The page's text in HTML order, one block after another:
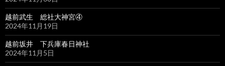
越前武生 総社大神宮④
2024年11月19日
越前坂井 下兵庫春日神社
2024年11月5日